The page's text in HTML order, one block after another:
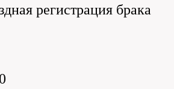
регистрация брака